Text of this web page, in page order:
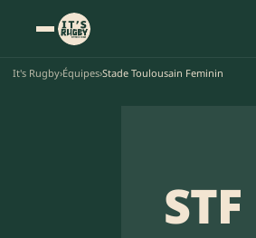
It's Rugby›Équipes›Stade Toulousain Feminin
STF